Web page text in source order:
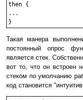
then {
...
Такая манера
постоянный опрос
является стек.
вот то, что он встроен
стеком по умолчанию
код становится